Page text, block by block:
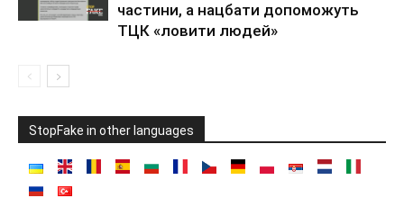
частини, а нацбати допоможуть
ТЦК «ловити людей»
StopFake in other languages